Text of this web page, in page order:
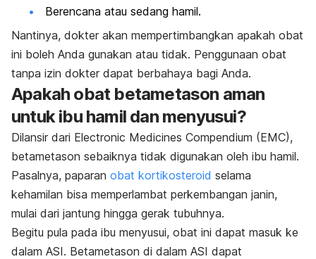
Berencana atau sedang hamil.
Nantinya, dokter akan mempertimbangkan apakah obat
ini boleh Anda gunakan atau tidak. Penggunaan obat
tanpa izin dokter dapat berbahaya bagi Anda.
Apakah obat betametason aman
untuk ibu hamil dan menyusui?
Dilansir dari Electronic Medicines Compendium (EMC),
betametason sebaiknya tidak digunakan oleh ibu hamil.
Pasalnya, paparan obat kortikosteroid selama
kehamilan bisa memperlambat perkembangan janin,
mulai dari jantung hingga gerak tubuhnya.
Begitu pula pada ibu menyusui, obat ini dapat masuk ke
dalam ASI. Betametason di dalam ASI dapat